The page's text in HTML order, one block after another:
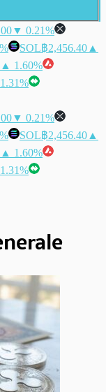
▼ 0.21%
SOL฿2,456.40 ▲
▲ 1.60%
▼ 0.21%
SOL฿2,456.40 ▲
▲ 1.60%